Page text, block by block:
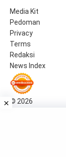
Media Kit
Pedoman
Privacy
Terms
Redaksi
News Index
© 2026